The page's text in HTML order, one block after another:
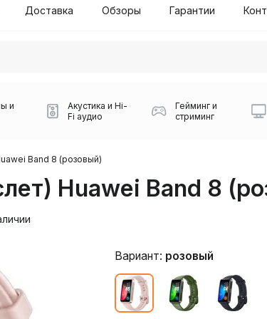
2-й этаж, 10
Доставка Обзоры Гарантии
Игровые наушники Беспроводные
и
Микрофоны BOYA Наборы
Акустика и Hi-
Fi аудио
Портативные колонки Ресиверы
Гейминг и
стриминг
Игровые мыши Logitech Геймпады
Наборы периферии Коврики для
USB Type-C
Band 8 (розовый)
Huawei Band 8
Вариант: розовый